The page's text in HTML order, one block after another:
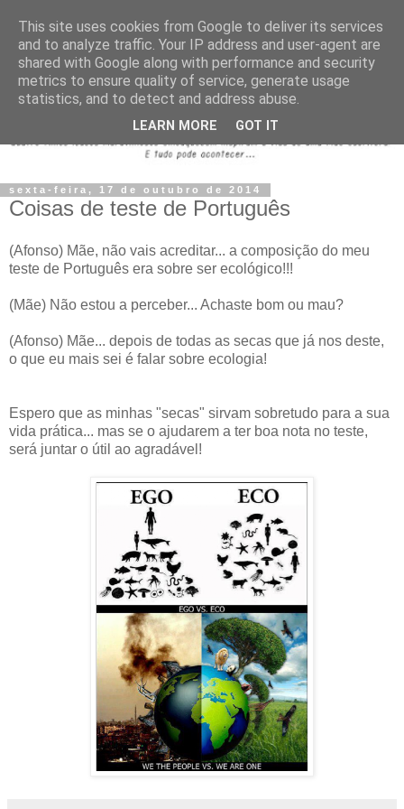
sexta-feira, 17 de outubro de 2014
Coisas de teste de Português
(Afonso) Mãe, não vais acreditar... a composição do meu
teste de Português era sobre ser ecológico!!!
(Mãe) Não estou a perceber... Achaste bom ou mau?
(Afonso) Mãe... depois de todas as secas que já nos deste,
o que eu mais sei é falar sobre ecologia!
Espero que as minhas "secas" sirvam sobretudo para a sua
vida prática... mas se o ajudarem a ter boa nota no teste,
será juntar o útil ao agradável!
This site uses cookies from Google to deliver its services
and to analyze traffic. Your IP address and user-agent are
shared with Google along with performance and security
metrics to ensure quality of service, generate usage
statistics, and to detect and address abuse.
LEARN MORE GOT IT